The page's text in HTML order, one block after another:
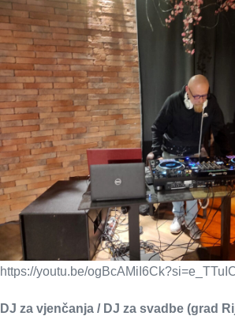
https://youtu.be/
DJ za vjenčanja / DJ za svadbe (grad